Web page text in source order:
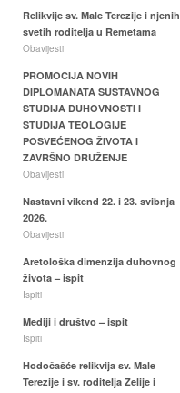
Relikvije sv. Male Terezije i njenih
svetih roditelja u Remetama
Obavijesti
PROMOCIJA NOVIH
DIPLOMANATA SUSTAVNOG
STUDIJA DUHOVNOSTI I
STUDIJA TEOLOGIJE
POSVEĆENOG ŽIVOTA I
ZAVRŠNO DRUŽENJE
Obavijesti
Nastavni vikend 22. i 23. svibnja
2026.
Obavijesti
Aretološka dimenzija duhovnog
života – ispit
Ispiti
Mediji i društvo – ispit
Ispiti
Hodočašće relikvija sv. Male
Terezije i sv. roditelja Zelije i